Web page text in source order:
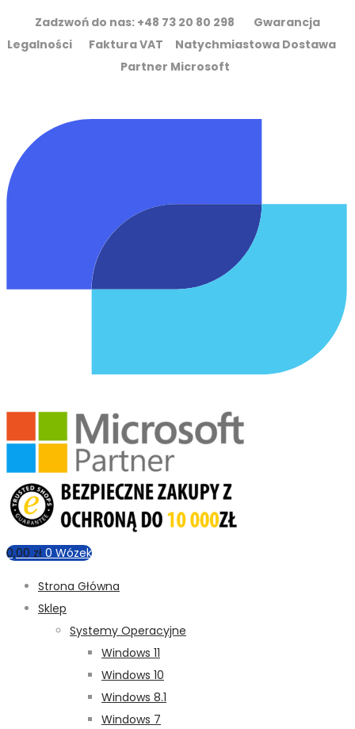
Zadzwoń do nas: +48 73 20 80 298 Gwarancja
Legalności Faktura VAT Natychmiastowa Dostawa
Partner Microsoft
0,00 zł 0 Wózek
Strona Główna
Sklep
Systemy Operacyjne
Windows 11
Windows 10
Windows 8.1
Windows 7